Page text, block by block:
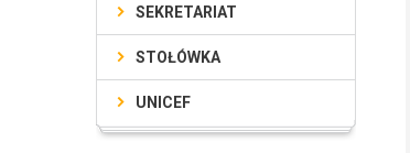
SEKRETARIAT
STOŁÓWKA
UNICEF